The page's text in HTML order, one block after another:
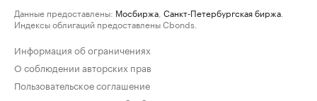
Данные предоставлены: Мосбиржа Санкт-Петербургская биржа
Индексы облигаций предоставлены Cbonds.
Информация об ограничениях
О соблюдении авторских прав
Пользовательское соглашение